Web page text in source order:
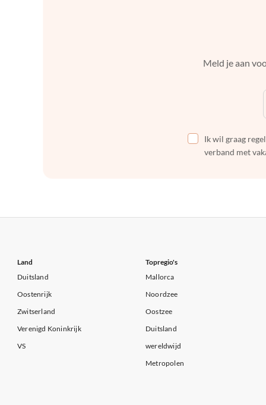
Meld je aan
Ik wil graag
verband met
Land
Duitsland
Oostenrijk
Zwitserland
Verenigd Koninkrijk
VS
Topregio's
Mallorca
Noordzee
Oostzee
Duitsland
wereldwijd
Metropolen